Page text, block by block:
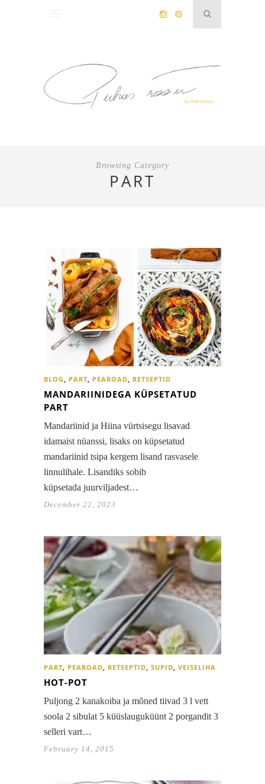
Browsing Category
PART
BLOG, PART, PEAROAD, RETSEPTID
MANDARIINIDEGA KÜPSETATUD
PART
Mandariinid ja Hiina vürtsisegu lisavad
idamaist nüanssi, lisaks on küpsetatud
mandariinid tsipa kergem lisand rasvasele
linnulihale. Lisandiks sobib
küpsetada juurviljadest…
December 22, 2023
PART, PEAROAD, RETSEPTID, SUPID, VEISELIHA
HOT-POT
Puljong 2 kanakoiba ja mõned tiivad 3 l vett
soola 2 sibulat 5 küüslauguküünt 2 porgandit 3
selleri vart…
February 14, 2015